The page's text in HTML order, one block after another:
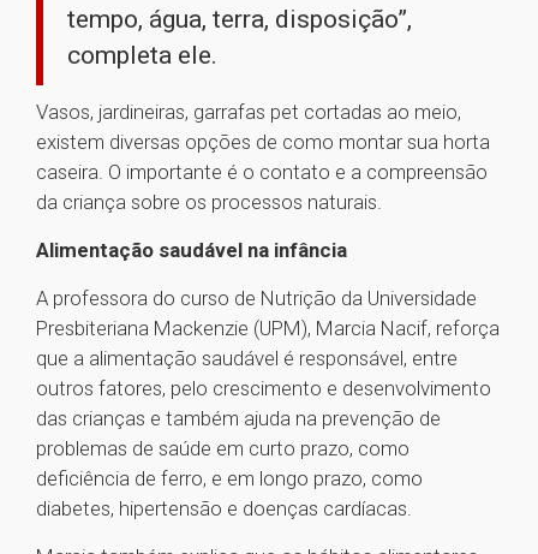
tempo, água, terra, disposição”,
completa ele.
Vasos, jardineiras, garrafas pet cortadas ao meio,
existem diversas opções de como montar sua horta
caseira. O importante é o contato e a compreensão
da criança sobre os processos naturais.
Alimentação saudável na infância
A professora do curso de Nutrição da Universidade
Presbiteriana Mackenzie (UPM), Marcia Nacif, reforça
que a alimentação saudável é responsável, entre
outros fatores, pelo crescimento e desenvolvimento
das crianças e também ajuda na prevenção de
problemas de saúde em curto prazo, como
deficiência de ferro, e em longo prazo, como
diabetes, hipertensão e doenças cardíacas.